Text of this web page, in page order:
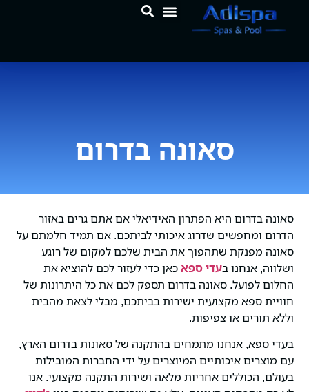
סאונה בדרום
סאונה בדרום היא הפתרון האידיאלי אם אתם גרים באזור
הדרום ומחפשים שדרוג איכותי לביתכם. אם תמיד חלמתם על
סאונה מפנקת שתהפוך את הבית שלכם למקום של רוגע
ושלווה, אנחנו בעדי ספאכאן כדי לעזור לכם להוציא את
החלום לפועל. סאונה בדרום תספק לכם את כל היתרונות של
חוויית ספא מקצועית ישירות בביתכם, מבלי לצאת מהבית
וללא תורים או צפיפות.
בעדי ספא, אנחנו מתמחים בהתקנה של סאונות בדרום הארץ,
עם מוצרים איכותיים המיוצרים על ידי החברות המובילות
בעולם, הכוללים אחריות מלאה ושירות התקנה מקצועי. אנו